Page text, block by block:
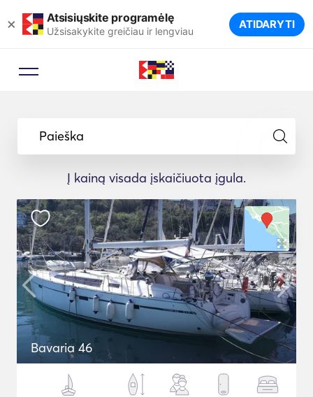
× Atsisiųskite programėlę
Užsisakykite greičiau ir lengviau ATIDARYTI
Paieška
Į kainą visada įskaičiuota įgula.
Bavaria 46